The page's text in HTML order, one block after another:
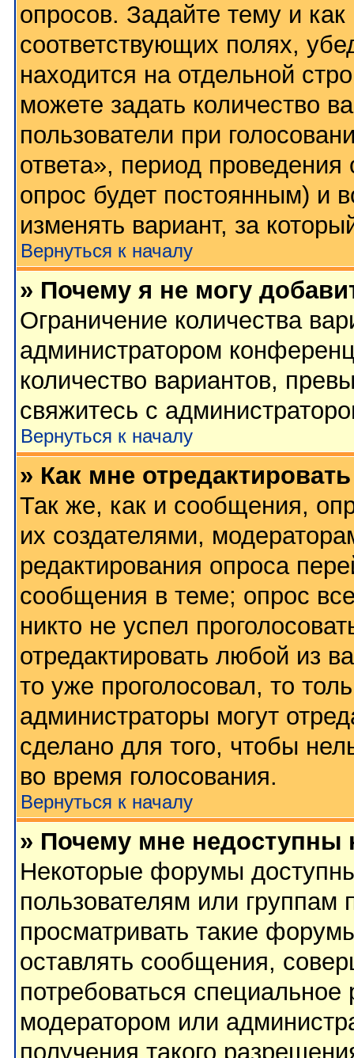
опросов. Задайте тему и
соответствующих полях,
находится на отдельной
можете задать количество
пользователи при
ответа», период проведения
опрос будет постоянным) и
изменять вариант, за
Вернуться к началу
» Почему я не могу
Ограничение количества
администратором
количество вариантов,
свяжитесь с
Вернуться к началу
» Как мне
Так же, как и сообщения,
их создателями,
редактирования опроса
сообщения в теме; опрос
никто не успел
отредактировать любой из
то уже проголосовал, то
администраторы могут
сделано для того, чтобы
во время голосования.
Вернуться к началу
» Почему мне
Некоторые форумы
пользователям или группам
просматривать такие
оставлять сообщения,
потребоваться
модератором или
получения такого